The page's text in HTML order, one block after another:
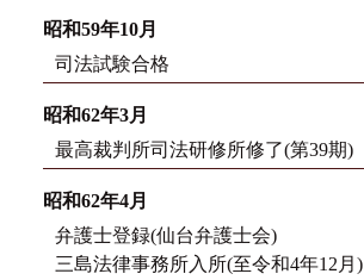
昭和59年10月
司法試験合格
昭和62年3月
最高裁判所司法研修所修了(第39期)
昭和62年4月
弁護士登録(仙台弁護士会)
三島法律事務所入所(至令和4年12月)